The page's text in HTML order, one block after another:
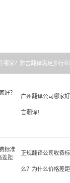
哪家？雅言翻译满足多行
广州翻译公司哪家
言翻译！
正规翻译公司收费
么？为什么价格差距